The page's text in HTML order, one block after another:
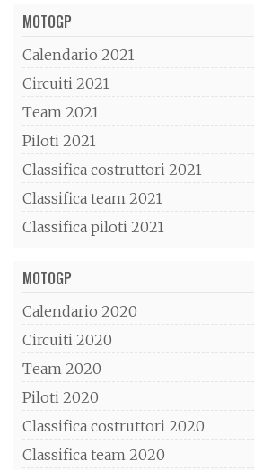
MOTOGP
Calendario 2021
Circuiti 2021
Team 2021
Piloti 2021
Classifica costruttori 2021
Classifica team 2021
Classifica piloti 2021
MOTOGP
Calendario 2020
Circuiti 2020
Team 2020
Piloti 2020
Classifica costruttori 2020
Classifica team 2020